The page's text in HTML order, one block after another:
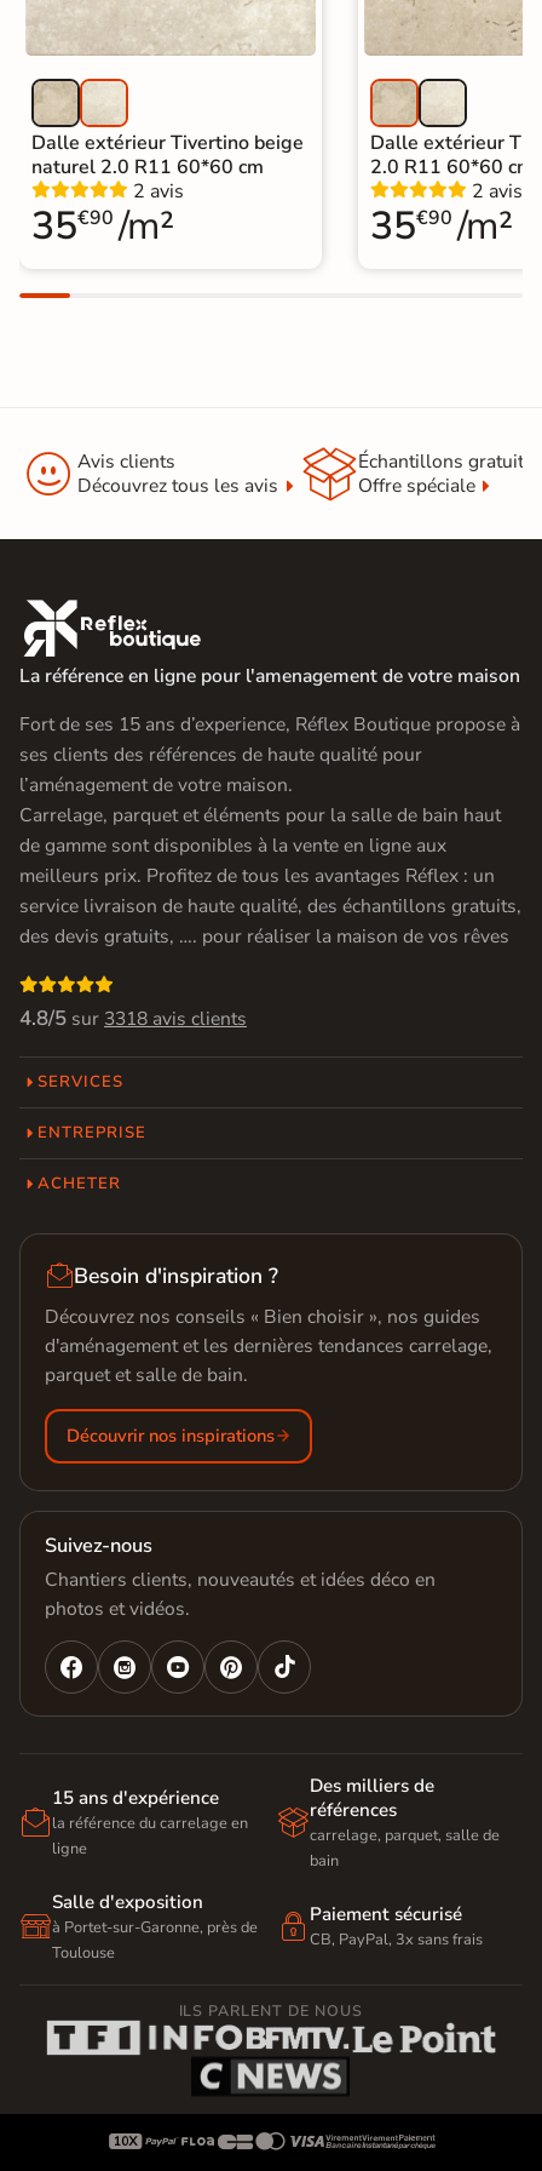
Dalle extérieur Tivertino beige
naturel 2.0 R11 60*60 cm
2 avis
35€90 /m²
Dalle extérieur
2.0 R11 60*60 cm
2 avis
35€90 /m²
 Avis clients
Découvrez tous les avis
Échantillons gratuit
Offre spéciale

La référence en ligne pour l'amenagement de votre maison
Fort de ses 15 ans d’experience, Réflex Boutique propose à
ses clients des références de haute qualité pour
l’aménagement de votre maison.
Carrelage, parquet et éléments pour la salle de bain haut
de gamme sont disponibles à la vente en ligne aux
meilleurs prix. Profitez de tous les avantages Réflex : un
service livraison de haute qualité, des échantillons gratuits,
des devis gratuits, …. pour réaliser la maison de vos rêves

4.8/5 sur 3318 avis clients
SERVICES
ENTREPRISE
ACHETER
Besoin d'inspiration ?
Découvrez nos conseils « Bien choisir », nos guides
d'aménagement et les dernières tendances carrelage,
parquet et salle de bain.
Découvrir nos inspirations
Suivez-nous
Chantiers clients, nouveautés et idées déco en
photos et vidéos.
   

15 ans d'expérience
la référence du carrelage en
ligne

Des milliers de
références
carrelage, parquet, salle de
bain

Salle d'exposition
à Portet-sur-Garonne, près de
Toulouse
 Paiement sécurisé
CB, PayPal, 3x sans frais
ILS PARLENT DE NOUS
